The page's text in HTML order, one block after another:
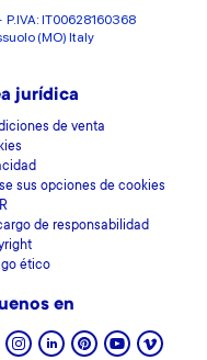
P.IVA: IT00628160368
(MO) Italy
jurídica
de venta
sus opciones de cookies
de responsabilidad
ético
en